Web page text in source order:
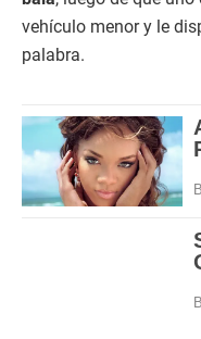
vehículo menor y le
palabra.